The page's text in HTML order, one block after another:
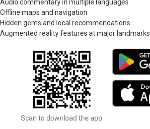
Audio commentary in multiple languages
Offline maps and navigation
Hidden gems and local recommendations
Augmented reality features at major landmarks
Scan to download the app